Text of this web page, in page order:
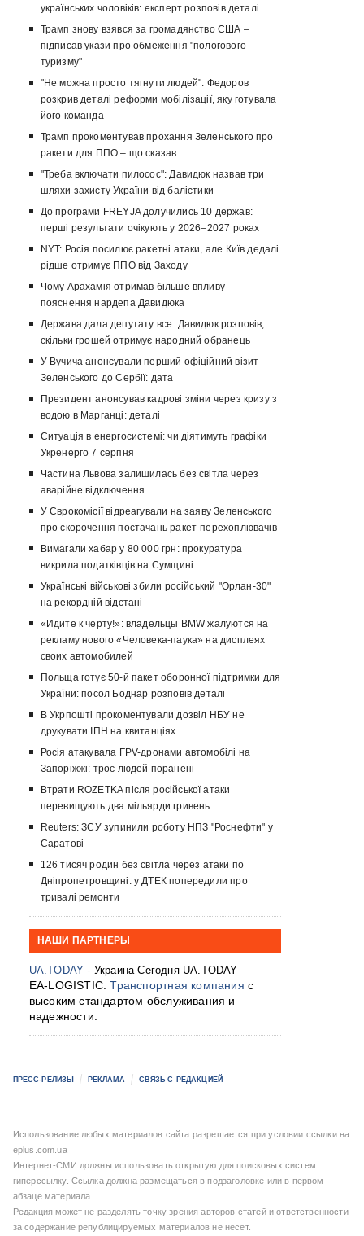
українських чоловіків: експерт розповів деталі
Трамп знову взявся за громадянство США –
підписав укази про обмеження "пологового
туризму"
"Не можна просто тягнути людей": Федоров
розкрив деталі реформи мобілізації, яку готувала
його команда
Трамп прокоментував прохання Зеленського про
ракети для ППО – що сказав
"Треба включати пилосос": Давидюк назвав три
шляхи захисту України від балістики
До програми FREYJA долучились 10 держав:
перші результати очікують у 2026–2027 роках
NYT: Росія посилює ракетні атаки, але Київ дедалі
рідше отримує ППО від Заходу
Чому Арахамія отримав більше впливу —
пояснення нардепа Давидюка
Держава дала депутату все: Давидюк розповів,
скільки грошей отримує народний обранець
У Вучича анонсували перший офіційний візит
Зеленського до Сербії: дата
Президент анонсував кадрові зміни через кризу з
водою в Марганці: деталі
Ситуація в енергосистемі: чи діятимуть графіки
Укренерго 7 серпня
Частина Львова залишилась без світла через
аварійне відключення
У Єврокомісії відреагували на заяву Зеленського
про скорочення постачань ракет-перехоплювачів
Вимагали хабар у 80 000 грн: прокуратура
викрила податківців на Сумщині
Українські військові збили російський "Орлан-30"
на рекордній відстані
«Идите к черту!»: владельцы BMW жалуются на
рекламу нового «Человека-паука» на дисплеях
своих автомобилей
Польща готує 50-й пакет оборонної підтримки для
України: посол Боднар розповів деталі
В Укрпошті прокоментували дозвіл НБУ не
друкувати ІПН на квитанціях
Росія атакувала FPV-дронами автомобілі на
Запоріжжі: троє людей поранені
Втрати ROZETKA після російської атаки
перевищують два мільярди гривень
Reuters: ЗСУ зупинили роботу НПЗ "Роснефти" у
Саратові
126 тисяч родин без світла через атаки по
Дніпропетровщині: у ДТЕК попередили про
тривалі ремонти
НАШИ ПАРТНЕРЫ
UA.TODAY - Украина Сегодня UA.TODAY
EA-LOGISTIC:Транспортная компания с
высоким стандартом обслуживания и
надежности.
ПРЕСС-РЕЛИЗЫ РЕКЛАМА СВЯЗЬ С РЕДАКЦИЕЙ
Использование любых материалов сайта разрешается при условии ссылки на
eplus.com.ua
Интернет-СМИ должны использовать открытую для поисковых систем
гиперссылку. Ссылка должна размещаться в подзаголовке или в первом
абзаце материала.
Редакция может не разделять точку зрения авторов статей и ответственности
за содержание републицируемых материалов не несет.